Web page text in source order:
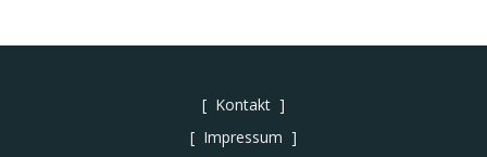
Kontakt
Impressum